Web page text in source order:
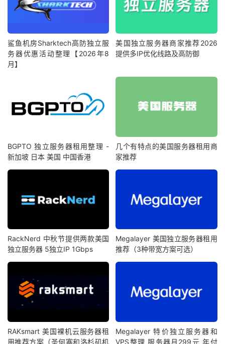
鲨鱼机房Sharktech高防独立服
务器优惠活动整理【2026年8
月】
美国独立服务器商家推荐2026
提供多IP优化线路及高防御
BGPTO 独立服务器租用整理 -
新加坡 日本 美国 中国香港
几个有特点的美国服务器租用商
家推荐
RackNerd 中秋节提供两款美国
独立服务器 5独立IP 1Gbps
Megalayer 美国独立服务器租用
推荐（3种带宽方案可选）
RAKsmart 美国裸机云服务器租
用推荐方案（圣何塞和洛杉矶机
Megalayer 特价独立服务器和
VPS整理 服务器月299元 年付